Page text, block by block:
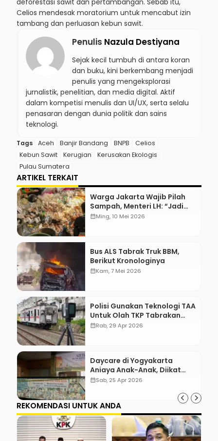
Celios mendesak moratorium untuk mencabut izin
tambang dan perluasan kebun sawit.
Penulis Nazula Destiyana
Sejak kecil tumbuh di antara koran
dan buku, kini berkembang menjadi
penulis yang mengeksplorasi
jurnalistik, penelitian, dan media digital. Aktif
dalam kompetisi menulis dan UI/UX, serta selalu
penasaran dengan dunia politik dan sains
teknologi.
Tags Aceh Banjir Bandang BNPB
Celios
Kebun Sawit
Kerugian
Kerusakan Ekologis
Pulau Sumatera
ARTIKEL TERKAIT
Warga Jakarta Wajib Pilah
Sampah, Menteri LH: “Jadi
Contoh Nih”
calendar_monthMing, 10 Mei 2026
Bus ALS Tabrak Truk BBM,
Berikut Kronologinya
calendar_monthKam, 7 Mei 2026
Polisi Gunakan Teknologi TAA
Untuk Olah TKP Tabrakan
Kereta Bekasi
calendar_monthRab, 29 Apr 2026
Daycare di Yogyakarta
Aniaya Anak-Anak, Diikat
Hingga Lebam
calendar_monthSab, 25 Apr 2026
REKOMENDASI UNTUK ANDA